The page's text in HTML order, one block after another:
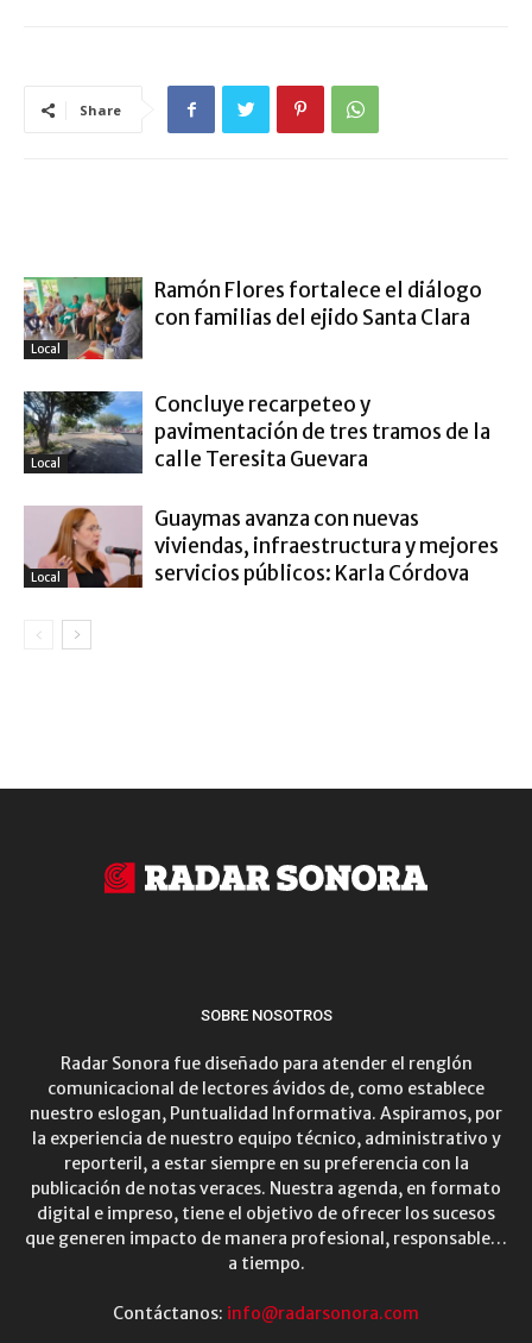
Share
Local
Ramón Flores fortalece el diálogo
con familias del ejido Santa Clara
Local
Concluye recarpeteo y
pavimentación de tres tramos de la
calle Teresita Guevara
Local
Guaymas avanza con nuevas
viviendas, infraestructura y mejores
servicios públicos: Karla Córdova
SOBRE NOSOTROS
Radar Sonora fue diseñado para atender el renglón
comunicacional de lectores ávidos de, como establece
nuestro eslogan, Puntualidad Informativa. Aspiramos, por
la experiencia de nuestro equipo técnico, administrativo y
reporteril, a estar siempre en su preferencia con la
publicación de notas veraces. Nuestra agenda, en formato
digital e impreso, tiene el objetivo de ofrecer los sucesos
que generen impacto de manera profesional, responsable…
a tiempo.
Contáctanos: info@radarsonora.com